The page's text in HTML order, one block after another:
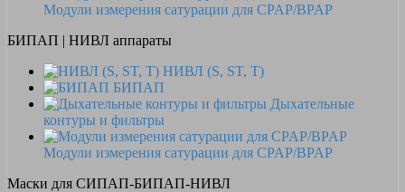
Модули измерения сатурации для CPAP/BPAP
БИПАП | НИВЛ аппараты
НИВЛ (S, ST, T)
БИПАП
Дыхательные
контуры и фильтры
Модули измерения сатурации для CPAP/BPAP
Маски для СИПАП-БИПАП-НИВЛ